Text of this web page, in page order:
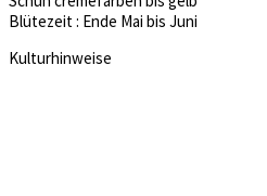
Blütezeit : Ende Mai bis Juni
Kulturhinweise